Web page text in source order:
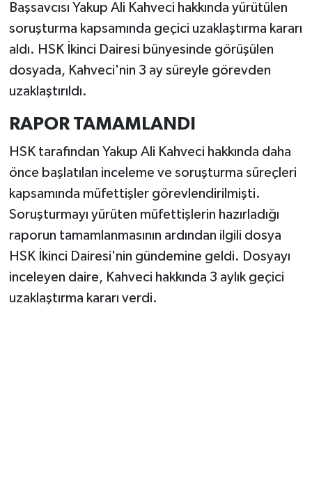
Başsavcısı Yakup Ali Kahveci hakkında yürütülen
soruşturma kapsamında geçici uzaklaştırma kararı
aldı. HSK İkinci Dairesi bünyesinde görüşülen
dosyada, Kahveci'nin 3 ay süreyle görevden
uzaklaştırıldı.
RAPOR TAMAMLANDI
HSK tarafından Yakup Ali Kahveci hakkında daha
önce başlatılan inceleme ve soruşturma süreçleri
kapsamında müfettişler görevlendirilmişti.
Soruşturmayı yürüten müfettişlerin hazırladığı
raporun tamamlanmasının ardından ilgili dosya
HSK İkinci Dairesi'nin gündemine geldi. Dosyayı
inceleyen daire, Kahveci hakkında 3 aylık geçici
uzaklaştırma kararı verdi.